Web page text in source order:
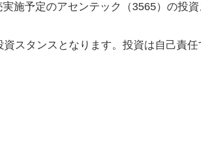
施予定のアセンテック（3565）の投資
スタンスとなります。投資は自己責任